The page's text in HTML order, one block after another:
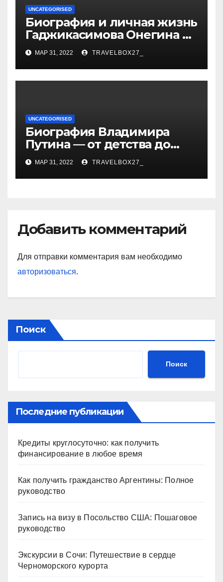
UNCATEGORISED
Биография и личная жизнь
Гаджикасимова Онегина —
информация о жене и
детях
МАР 31, 2022 TRAVELBOX27_
UNCATEGORISED
Биография Владимира
Путина — от детства до
президентства
МАР 31, 2022 TRAVELBOX27_
Добавить комментарий
Для отправки комментария вам необходимо
авторизоваться.
Поиск
Поиск
Последние публикации
Кредиты круглосуточно: как получить
финансирование в любое время
Как получить гражданство Аргентины: Полное
руководство
Запись на визу в Посольство США: Пошаговое
руководство
Экскурсии в Сочи: Путешествие в сердце
Черноморского курорта